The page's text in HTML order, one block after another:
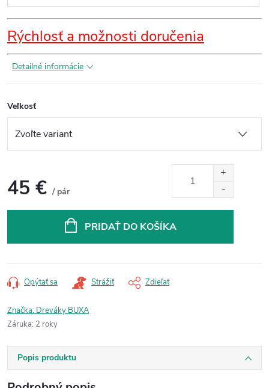
Rýchlosť a možnosti doručenia
Detailné informácie
Veľkosť
45 € / pár
PRIDAŤ DO KOŠÍKA
Opýtať sa Strážiť Zdieľať
Značka: Dreváky BUXA
Záruka: 2 roky
Popis produktu